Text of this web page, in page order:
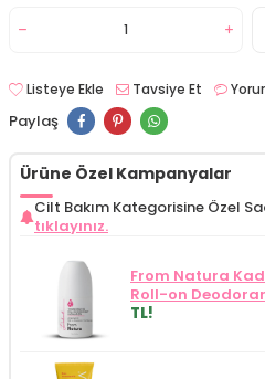
Listeye Ekle Tavsiye Et
Paylaş
Ürüne Özel Kampanyalar
Cilt Bakım Kategorisine Özel
tıklayınız.
From Natura
Roll-on
TL!